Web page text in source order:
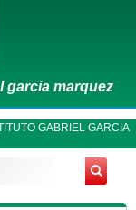
garcia marquez
GABRIEL GARCIA